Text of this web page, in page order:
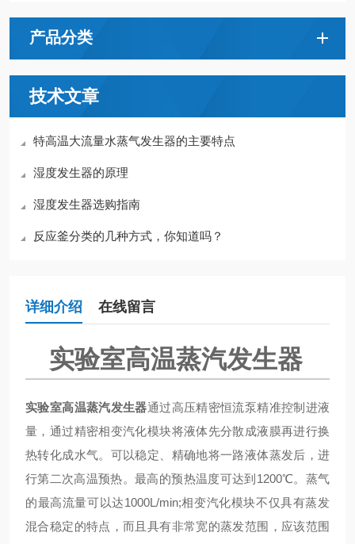
产品分类
技术文章
特高温大流量水蒸气发生器的主要特点
湿度发生器的原理
湿度发生器选购指南
反应釜分类的几种方式，你知道吗？
详细介绍 在线留言
实验室高温蒸汽发生器
实验室高温蒸汽发生器通过高压精密恒流泵精准控制进液
量，通过精密相变汽化模块将液体先分散成液膜再进行换
热转化成水气。可以稳定、精确地将一路液体蒸发后，进
行第二次高温预热。最高的预热温度可达到1200℃。蒸气
的最高流量可以达1000L/min;相变汽化模块不仅具有蒸发
混合稳定的特点，而且具有非常宽的蒸发范围，应该范围